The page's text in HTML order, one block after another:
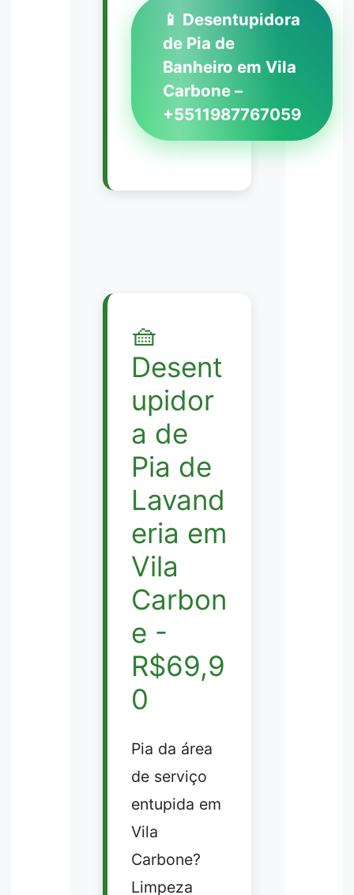
📱 Desentupidora
de Pia de
Banheiro em Vila
Carbone –
+5511987767059
🧺
Desent
upidor
a de
Pia de
Lavand
eria em
Vila
Carbon
e -
R$69,9
0
Pia da área
de serviço
entupida em
Vila
Carbone?
Limpeza